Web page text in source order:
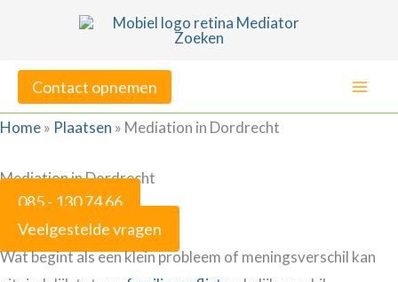
inhoudContact opnemen
Home» Plaatsen » Mediation in Dordrecht
Mediation in Dordrecht
085 - 130 74 66
Veelgestelde vragen
Wat begint als een klein probleem of meningsverschil kan